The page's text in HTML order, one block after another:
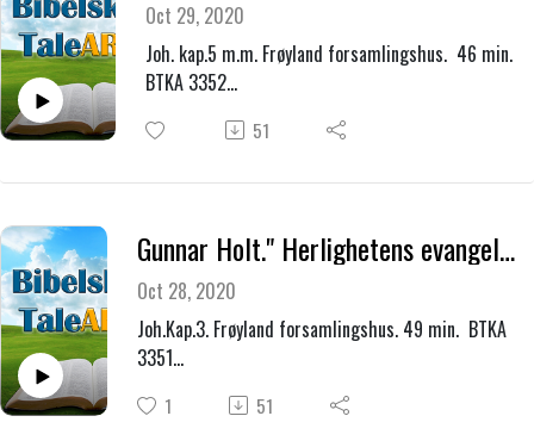
Oct 29, 2020
Joh. kap.5 m.m. Frøyland forsamlingshus. 46 min.
BTKA 3352
Søndag formiddag
51
Gunnar Holt." Herlighetens evangelium - Korset."
Oct 28, 2020
Joh.Kap.3. Frøyland forsamlingshus. 49 min. BTKA
3351
kveld.1 51